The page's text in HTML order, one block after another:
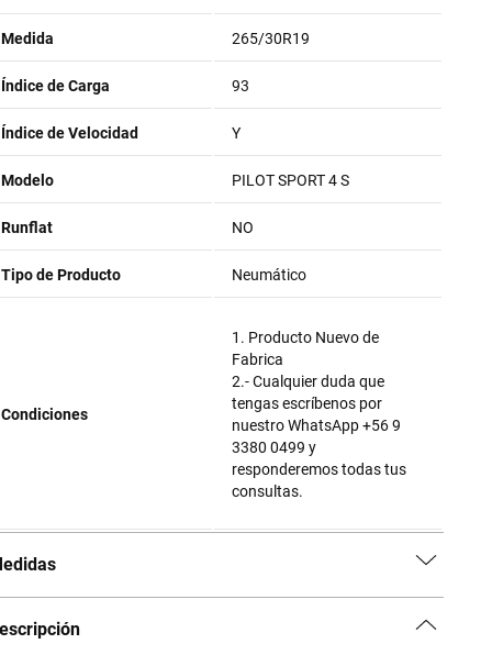
Medida 265/30R19
Índice de Carga 93
Índice de Velocidad Y
Modelo PILOT SPORT 4 S
Runflat NO
Tipo de Producto Neumático
Condiciones
1. Producto Nuevo de
Fabrica
2.- Cualquier duda que
tengas escríbenos por
nuestro WhatsApp +56 9
3380 0499 y
responderemos todas tus
consultas.